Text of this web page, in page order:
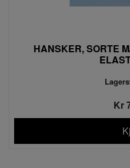
HANSKER, SORTE
Kr